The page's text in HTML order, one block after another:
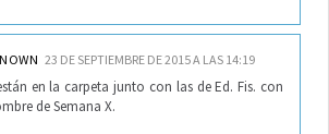
23 DE SEPTIEMBRE DE 2015 A LAS 14:19
en la carpeta junto con las de Ed. Fis. con
de Semana X.